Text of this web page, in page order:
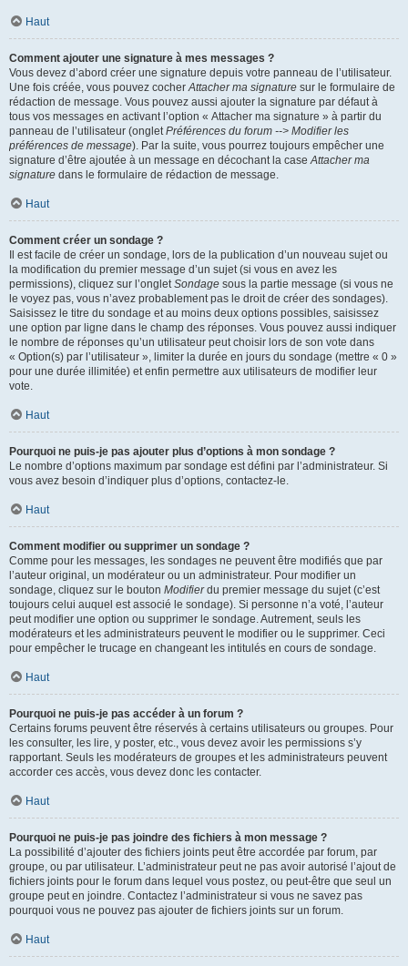
Haut
Comment ajouter une signature à mes messages ?
Vous devez d’abord créer une signature depuis votre panneau de l’utilisateur.
Une fois créée, vous pouvez cocherAttacher ma signature sur le formulaire de
rédaction de message. Vous pouvez aussi ajouter la signature par défaut à
tous vos messages en activant l’option « Attacher ma signature » à partir du
panneau de l’utilisateur (ongletPréférences du forum --> Modifier les
préférences de message). Par la suite, vous pourrez toujours empêcher une
signature d’être ajoutée à un message en décochant la caseAttacher ma
signature dans le formulaire de rédaction de message.
Haut
Comment créer un sondage ?
Il est facile de créer un sondage, lors de la publication d’un nouveau sujet ou
la modification du premier message d’un sujet (si vous en avez les
permissions), cliquez sur l’ongletSondage sous la partie message (si vous ne
le voyez pas, vous n’avez probablement pas le droit de créer des sondages).
Saisissez le titre du sondage et au moins deux options possibles, saisissez
une option par ligne dans le champ des réponses. Vous pouvez aussi indiquer
le nombre de réponses qu’un utilisateur peut choisir lors de son vote dans
« Option(s) par l’utilisateur », limiter la durée en jours du sondage (mettre « 0 »
pour une durée illimitée) et enfin permettre aux utilisateurs de modifier leur
vote.
Haut
Pourquoi ne puis-je pas ajouter plus d’options à mon sondage ?
Le nombre d’options maximum par sondage est défini par l’administrateur. Si
vous avez besoin d’indiquer plus d’options, contactez-le.
Haut
Comment modifier ou supprimer un sondage ?
Comme pour les messages, les sondages ne peuvent être modifiés que par
l’auteur original, un modérateur ou un administrateur. Pour modifier un
sondage, cliquez sur le bouton Modifierdu premier message du sujet (c’est
toujours celui auquel est associé le sondage). Si personne n’a voté, l’auteur
peut modifier une option ou supprimer le sondage. Autrement, seuls les
modérateurs et les administrateurs peuvent le modifier ou le supprimer. Ceci
pour empêcher le trucage en changeant les intitulés en cours de sondage.
Haut
Pourquoi ne puis-je pas accéder à un forum ?
Certains forums peuvent être réservés à certains utilisateurs ou groupes. Pour
les consulter, les lire, y poster, etc., vous devez avoir les permissions s’y
rapportant. Seuls les modérateurs de groupes et les administrateurs peuvent
accorder ces accès, vous devez donc les contacter.
Haut
Pourquoi ne puis-je pas joindre des fichiers à mon message ?
La possibilité d’ajouter des fichiers joints peut être accordée par forum, par
groupe, ou par utilisateur. L’administrateur peut ne pas avoir autorisé l’ajout de
fichiers joints pour le forum dans lequel vous postez, ou peut-être que seul un
groupe peut en joindre. Contactez l’administrateur si vous ne savez pas
pourquoi vous ne pouvez pas ajouter de fichiers joints sur un forum.
Haut